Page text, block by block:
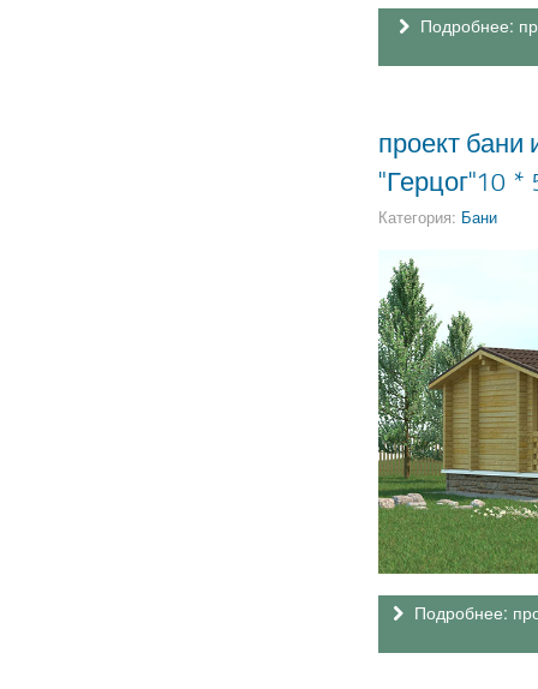
Подробнее:
проект бани
"Герцог"10 *
Категория: Бани
Подробнее: